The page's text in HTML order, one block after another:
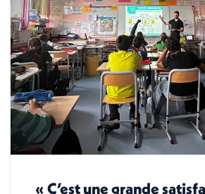
« C’est une grande